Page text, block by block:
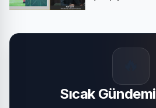
Sıcak Gündemi